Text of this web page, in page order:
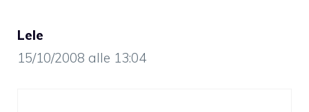
Lele
15/10/2008 alle 13:04